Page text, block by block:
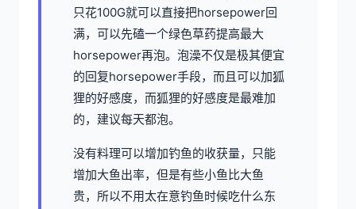
只花100G就可以直接把horsepower回
满，可以先磕一个绿色草药提高最大
horsepower再泡。泡澡不仅是极其便宜
的回复horsepower手段，而且可以加狐
狸的好感度，而狐狸的好感度是最难加
的，建议每天都泡。
没有料理可以增加钓鱼的收获量，只能
增加大鱼出率，但是有些小鱼比大鱼
贵，所以不用太在意钓鱼时候吃什么东